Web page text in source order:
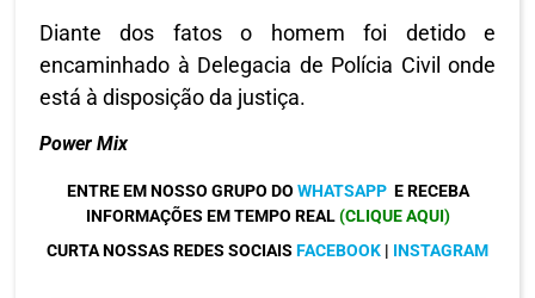
Diante dos fatos o homem foi detido e
encaminhado à Delegacia de Polícia Civil onde
está à disposição da justiça.
Power Mix
ENTRE EM NOSSO GRUPO DO WHATSAPP E RECEBA
INFORMAÇÕES EM TEMPO REAL(CLIQUE AQUI)
CURTA NOSSAS REDES SOCIAIS FACEBOOK | INSTAGRAM